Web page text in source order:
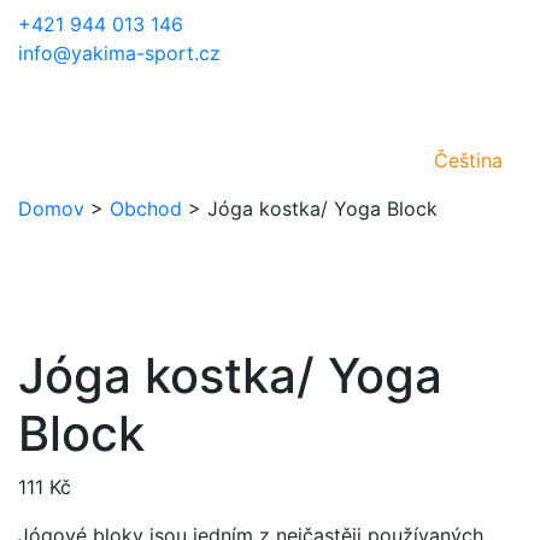
+421 944 013 146
info@yakima-sport.cz
Čeština
Domov > Obchod > Jóga kostka/ Yoga Block
Jóga kostka/ Yoga
Block
111 Kč
Jógové bloky jsou jedním z nejčastěji používaných